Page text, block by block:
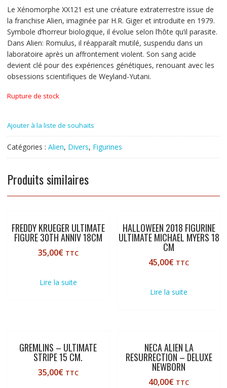
Le Xénomorphe XX121 est une créature extraterrestre issue de
la franchise Alien, imaginée par H.R. Giger et introduite en 1979.
Symbole d’horreur biologique, il évolue selon l’hôte qu’il parasite.
Dans Alien: Romulus, il réapparaît mutilé, suspendu dans un
laboratoire après un affrontement violent. Son sang acide
devient clé pour des expériences génétiques, renouant avec les
obsessions scientifiques de Weyland-Yutani.
Rupture de stock
Ajouter à la liste de souhaits
Catégories : Alien, Divers, Figurines
Produits similaires
FREDDY KRUEGER ULTIMATE
FIGURE 30TH ANNIV 18CM
35,00€ TTC
Lire la suite
HALLOWEEN 2018 FIGURINE
ULTIMATE MICHAEL MYERS 18
CM
45,00€ TTC
Lire la suite
GREMLINS – ULTIMATE
STRIPE 15 CM.
35,00€ TTC
NECA ALIEN LA
RESURRECTION – DELUXE
NEWBORN
40,00€ TTC